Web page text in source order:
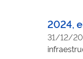
2024,
31/12/